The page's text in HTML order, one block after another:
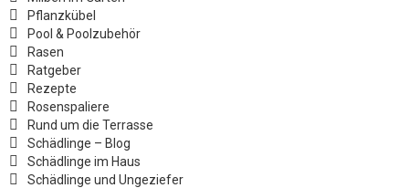
Pflanzkübel
Pool & Poolzubehör
Rasen
Ratgeber
Rezepte
Rosenspaliere
Rund um die Terrasse
Schädlinge – Blog
Schädlinge im Haus
Schädlinge und Ungeziefer